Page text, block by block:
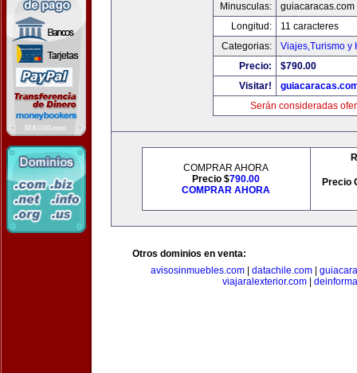
Minusculas:
guiacaracas.com
Longitud:
11 caracteres
Categorias:
Viajes,Turismo y
Precio:
$790.00
Visitar!
Serán consideradas
COMPRAR AHORA
Precio $790.00
COMPRAR AHORA
Precio
Otros dominios en venta:
avisosinmuebles.com
datachile.com
viajaralexterior.com|